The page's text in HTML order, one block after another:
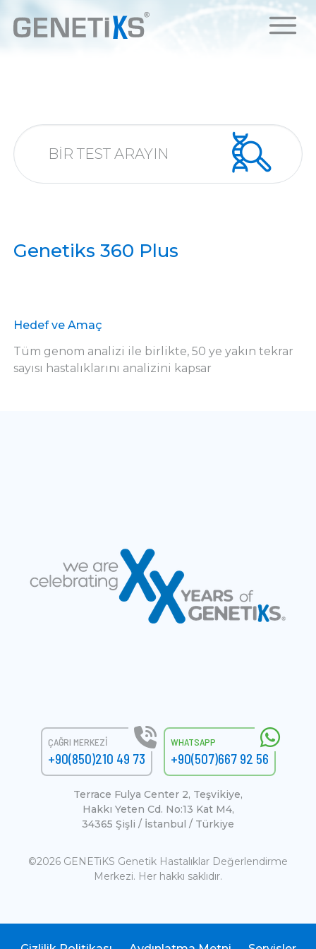
Genetiks 360 Plus
Hedef ve Amaç
Tüm genom analizi ile birlikte, 50 ye yakın tekrar
sayısı hastalıklarını analizini kapsar
ÇAĞRI MERKEZI
+90(850)210 49 73
WHATSAPP
+90(507)667 92 56
Terrace Fulya Center 2, Teşvikiye,
Hakkı Yeten Cd. No:13 Kat M4,
34365 Şişli / İstanbul / Türkiye
©2026 GENETiKS Genetik Hastalıklar Değerlendirme
Merkezi. Her hakkı saklıdır.